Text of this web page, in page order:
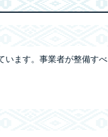
います。事業者が整備すべ